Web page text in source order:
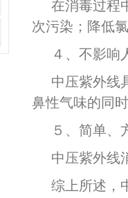
2024-01-16
在消毒过程
次污染；降低
４、不影响
中压紫外线
鼻性气味的同
５、简单、
中压紫外线
综上所述，